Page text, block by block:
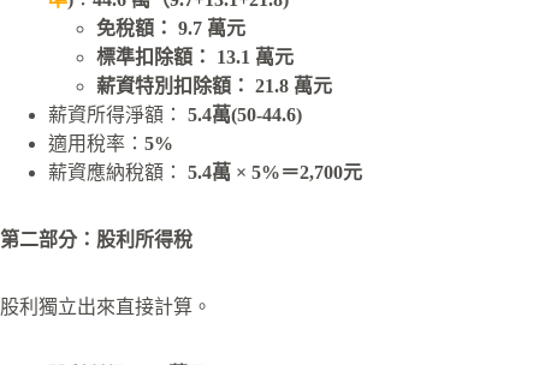
免稅額： 9.7 萬元
標準扣除額： 13.1 萬元
薪資特別扣除額： 21.8 萬元
薪資所得淨額：
5.4萬(50-44.6)
適用稅率： 5%
薪資應納稅額： 5.4萬 × 5%＝2,700元
第二部分：股利所得稅
股利獨立出來直接計算。